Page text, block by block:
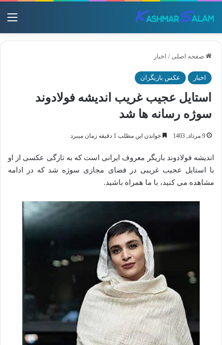
صفحه اصلی / اخبار
اخبار عکس بازیگران
استایل عجیب غریب اندیشه فولادوند
سوژه رسانه ها شد
9 مرداد, 1403 خواندن این مطلب 1 دقیقه زمان میبرد
اندیشه فولادوند بازیگر معروف ایرانی است که به تازگی عکسی از او
با استایل عجیب غریبی در فضای مجازی سوژه شد که در ادامه
مشاهده می کنید، با ما همراه باشید.